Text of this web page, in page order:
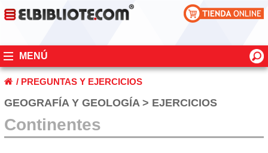
MENÚ
/ PREGUNTAS Y EJERCICIOS
GEOGRAFÍA Y GEOLOGÍA > EJERCICIOS
Continentes